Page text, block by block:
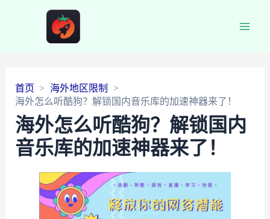
首页
海外地区限制
海外怎么听酷狗？解锁国内音乐库的加速神器来了！
海外怎么听酷狗？解锁国内
音乐库的加速神器来了！